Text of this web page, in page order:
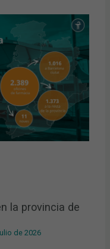
la provincia de
de 2026